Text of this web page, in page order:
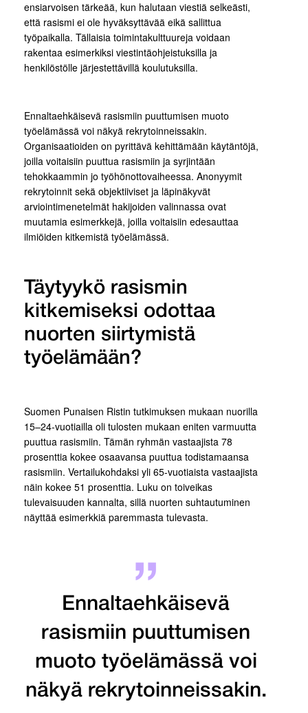
ensiarvoisen tärkeää, kun halutaan viestiä selkeästi,
että rasismi ei ole hyväksyttävää eikä sallittua
työpaikalla. Tällaisia toimintakulttuureja voidaan
rakentaa esimerkiksi viestintäohjeistuksilla ja
henkilöstölle järjestettävillä koulutuksilla.
Ennaltaehkäisevä rasismiin puuttumisen muoto
työelämässä voi näkyä rekrytoinneissakin.
Organisaatioiden on pyrittävä kehittämään käytäntöjä,
joilla voitaisiin puuttua rasismiin ja syrjintään
tehokkaammin jo työhönottovaiheessa. Anonyymit
rekrytoinnit sekä objektiiviset ja läpinäkyvät
arviointimenetelmät hakijoiden valinnassa ovat
muutamia esimerkkejä, joilla voitaisiin edesauttaa
ilmiöiden kitkemistä työelämässä.
Täytyykö rasismin
kitkemiseksi odottaa
nuorten siirtymistä
työelämään?
Suomen Punaisen Ristin tutkimuksen mukaan nuorilla
15–24-vuotiailla oli tulosten mukaan eniten varmuutta
puuttua rasismiin. Tämän ryhmän vastaajista 78
prosenttia kokee osaavansa puuttua todistamaansa
rasismiin. Vertailukohdaksi yli 65-vuotiaista vastaajista
näin kokee 51 prosenttia. Luku on toiveikas
tulevaisuuden kannalta, sillä nuorten suhtautuminen
näyttää esimerkkiä paremmasta tulevasta.
Ennaltaehkäisevä
rasismiin puuttumisen
muoto työelämässä voi
näkyä rekrytoinneissakin.